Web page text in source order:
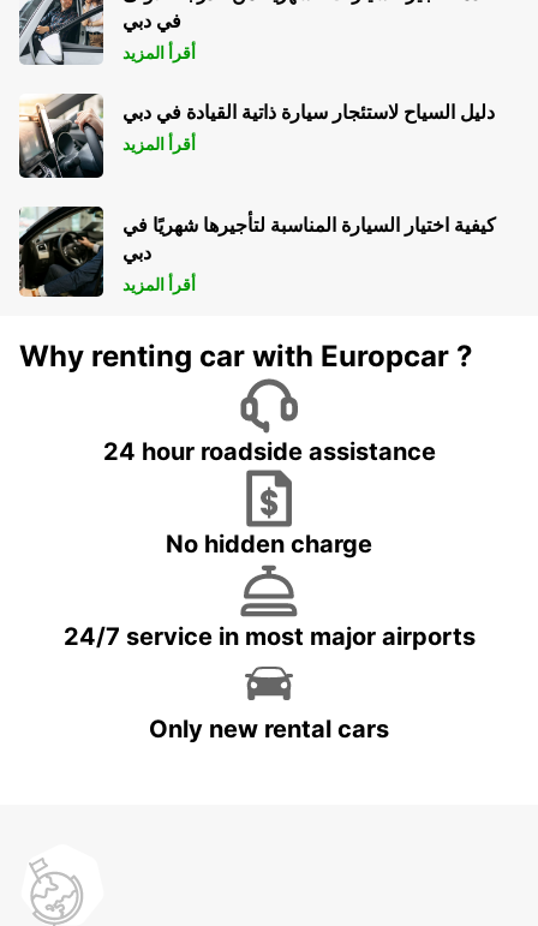
في دبي
أقرأ المزيد
دليل السياح لاستئجار سيارة ذاتية القيادة في دبي
أقرأ المزيد
كيفية اختيار السيارة المناسبة لتأجيرها شهريًا في
دبي
أقرأ المزيد
Why renting car with Europcar ?
24 hour roadside assistance
No hidden charge
24/7 service in most major airports
Only new rental cars